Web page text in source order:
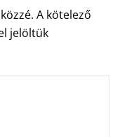
A kötelező
jelöltük